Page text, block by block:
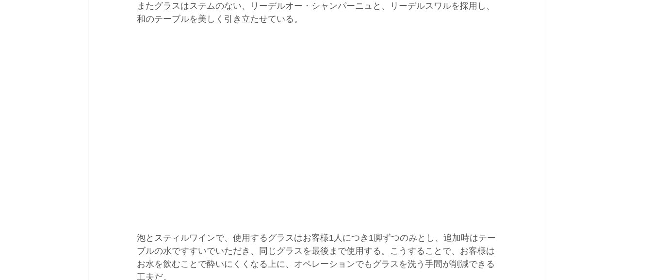
またグラスはステムのない、リーデルオー・シャンパーニュと、リーデルスワルを採用し、
和のテーブルを美しく引き立たせている。
泡とスティルワインで、使用するグラスはお客様1人につき1脚ずつのみとし、追加時はテー
ブルの水ですすいでいただき、同じグラスを最後まで使用する。こうすることで、お客様は
お水を飲むことで酔いにくくなる上に、オペレーションでもグラスを洗う手間が削減できる
工夫だ。